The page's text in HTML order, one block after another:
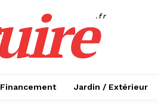
.fr
Financement Jardin / Extérieur